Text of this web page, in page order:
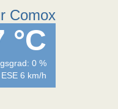
Comox
°C
0 %
6 km/h